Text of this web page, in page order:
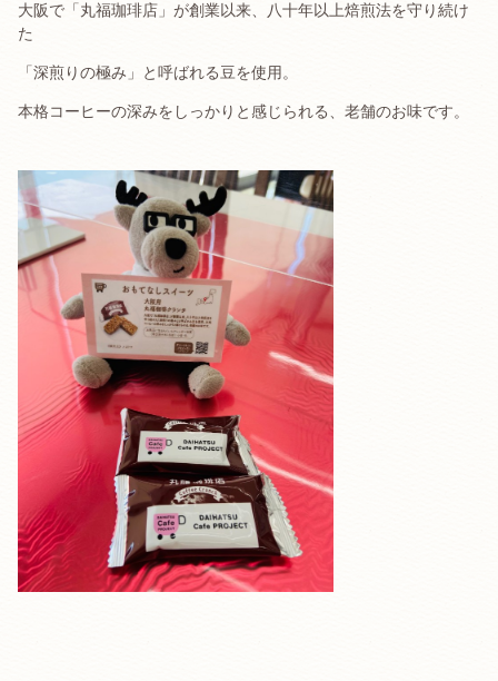
大阪で「丸福珈琲店」が創業以来、八十年以上焙煎法を守り続け
た
「深煎りの極み」と呼ばれる豆を使用。
本格コーヒーの深みをしっかりと感じられる、老舗のお味です。